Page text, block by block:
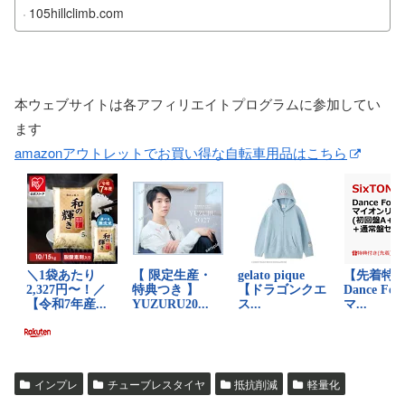
105hillclimb.com
本ウェブサイトは各アフィリエイトプログラムに参加してい
ます
amazonアウトレットでお買い得な自転車用品はこちら
インプレ チューブレスタイヤ 抵抗削減 軽量化